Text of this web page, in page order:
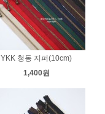
YKK 청동 지퍼(10cm)
1,400원